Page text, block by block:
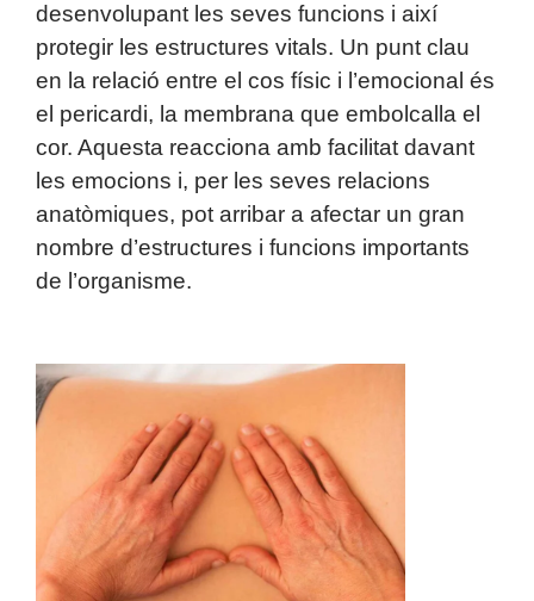
desenvolupant les seves funcions i així
protegir les estructures vitals. Un punt clau
en la relació entre el cos físic i l’emocional és
el pericardi, la membrana que embolcalla el
cor. Aquesta reacciona amb facilitat davant
les emocions i, per les seves relacions
anatòmiques, pot arribar a afectar un gran
nombre d’estructures i funcions importants
de l’organisme.